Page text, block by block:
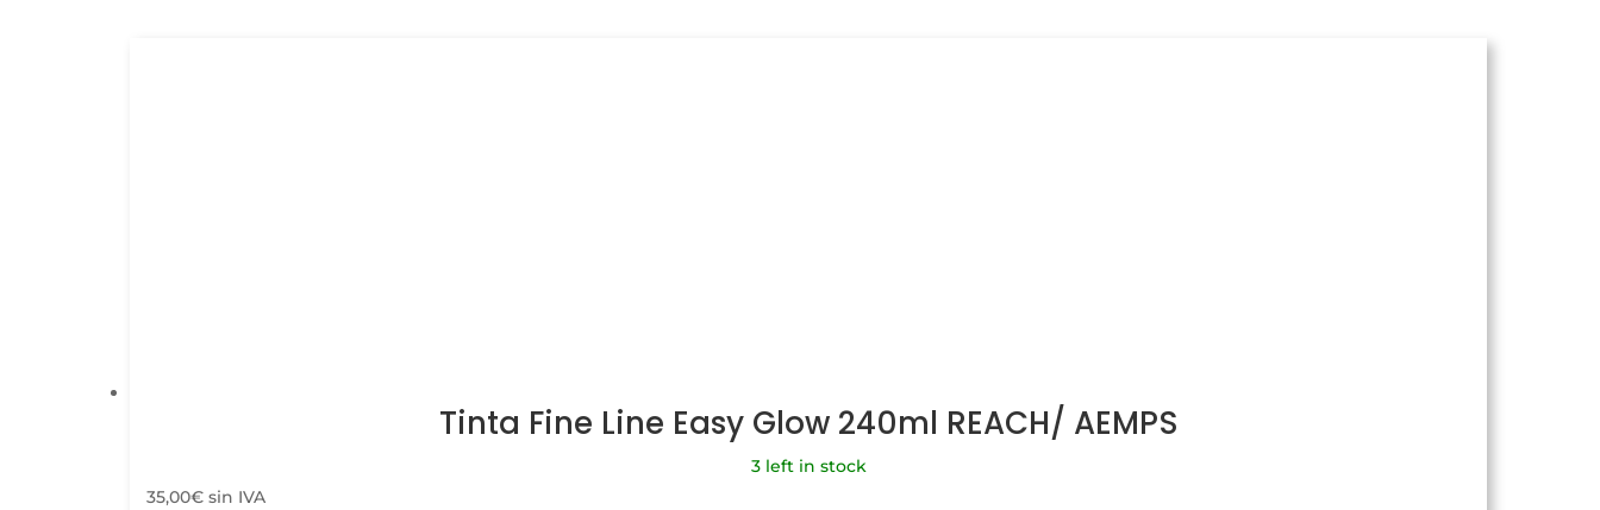
Tinta Fine Line Easy Glow 240ml REACH/ AEMPS
3 left in stock
35,00€ sin IVA